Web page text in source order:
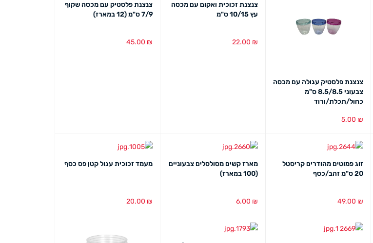
צנצנת פלסטיק עגולה עם מכסה
צבעוני 8.5/8.5 ס"מ
כחול/תכלת/ורוד
5.00 ₪
צנצנת זכוכית ואקום עם מכסה
עץ 10/15 ס"מ
22.00 ₪
צנצנת פלסטיק עם מכסה שקוף
7/9 ס"מ (12 במארז)
45.00 ₪
זוג פמוטים מהודרים קריסטל
20 ס"מ זהב/כסף
49.00 ₪
מארז קשים מסולסלים צבעוניים
(100 במארז)
6.00 ₪
מעמד זכוכית עגול קטן פס כסף
20.00 ₪